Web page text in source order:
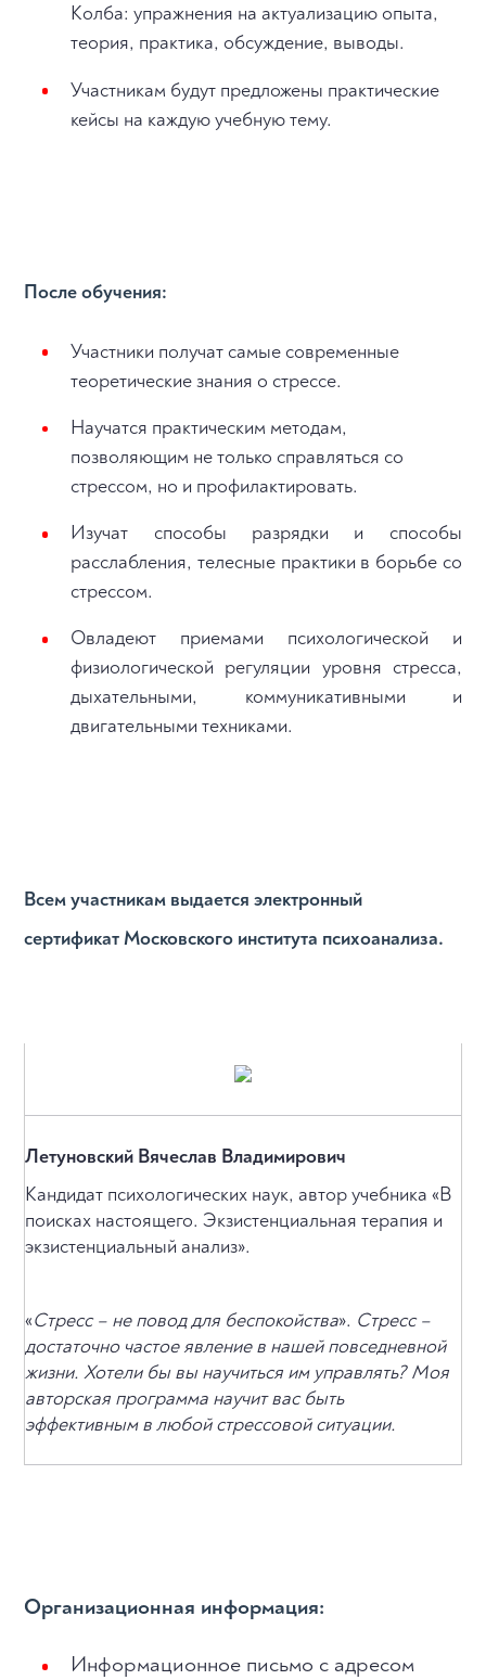
Колба: упражнения на актуализацию опыта,
теория, практика, обсуждение, выводы.
Участникам будут предложены практические
кейсы на каждую учебную тему.
После обучения:
Участники получат самые современные
теоретические знания о стрессе.
Научатся практическим методам,
позволяющим не только справляться со
стрессом, но и профилактировать.
Изучат способы разрядки и способы
расслабления, телесные практики в борьбе со
стрессом.
Овладеют приемами психологической и
физиологической регуляции уровня стресса,
дыхательными, коммуникативными и
двигательными техниками.
Всем участникам выдается электронный
сертификат Московского института психоанализа.
Летуновский Вячеслав Владимирович
Кандидат психологических наук, автор учебника «В
поисках настоящего. Экзистенциальная терапия и
экзистенциальный анализ».
«Стресс – не повод для беспокойства». Стресс –
достаточно частое явление в нашей повседневной
жизни. Хотели бы вы научиться им управлять? Моя
авторская программа научит вас быть
эффективным в любой стрессовой ситуации.
Организационная информация:
Информационное письмо с адресом